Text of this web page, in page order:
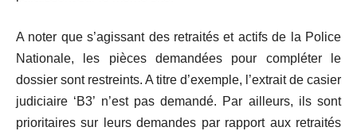
A noter que s’agissant des retraités et actifs de la Police
Nationale, les pièces demandées pour compléter le
dossier sont restreints. A titre d’exemple, l’extrait de casier
judiciaire ‘B3’ n’est pas demandé. Par ailleurs, ils sont
prioritaires sur leurs demandes par rapport aux retraités